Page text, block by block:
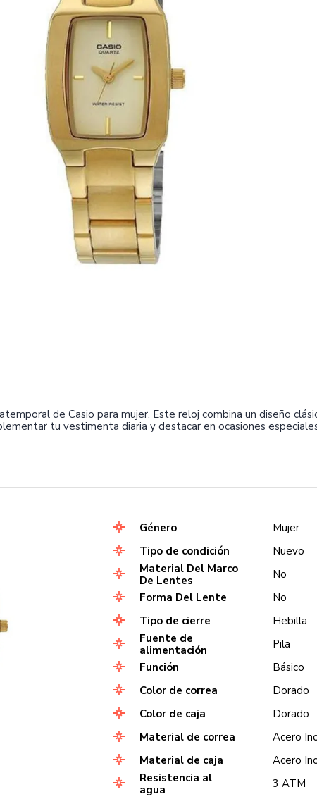
de Casio para mujer. Este reloj combina un diseño
tu vestimenta diaria y destacar en ocasiones
Género
Mujer
Tipo de condición
Nuevo
Material Del Marco
De Lentes
No
Forma Del Lente
No
Tipo de cierre
Hebilla
Fuente de
alimentación
Pila
Función
Básico
Color de correa
Dorado
Color de caja
Dorado
Material de correa
Acero
Material de caja
Acero
Resistencia al
agua
3 ATM